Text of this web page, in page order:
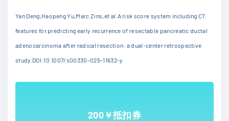
Yan Deng,Haopeng Yu,Marc Zins,et al.A risk score system including CT
features for predicting early recurrence of resectable pancreatic ductal
adenocarcinoma after radical resection: a dual-center retrospective
study.DOI:10.1007/s00330-025-11632-y
200￥抵扣券